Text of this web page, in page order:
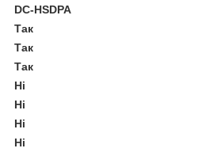
DC-HSDPA
Так
Так
Так
Ні
Ні
Ні
Ні